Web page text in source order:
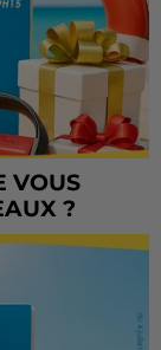
VOUS
?